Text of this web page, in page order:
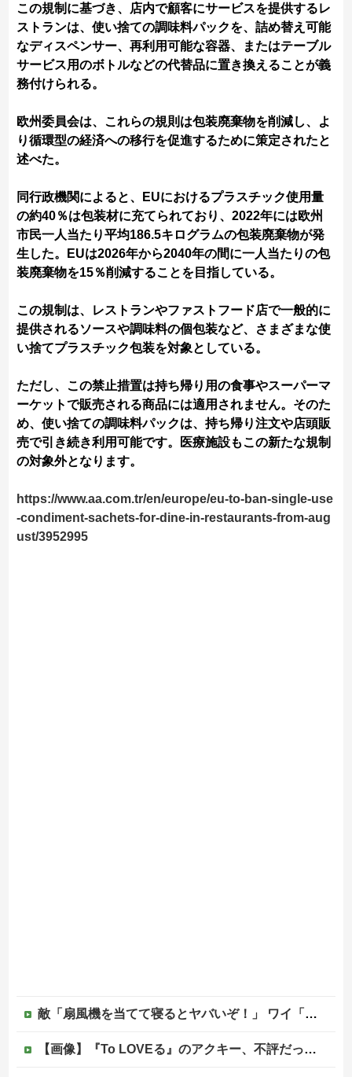
この規制に基づき、店内で顧客にサービスを提供するレ
ストランは、使い捨ての調味料パックを、詰め替え可能
なディスペンサー、再利用可能な容器、またはテーブル
サービス用のボトルなどの代替品に置き換えることが義
務付けられる。
欧州委員会は、これらの規則は包装廃棄物を削減し、よ
り循環型の経済への移行を促進するために策定されたと
述べた。
同行政機関によると、EUにおけるプラスチック使用量
の約40％は包装材に充てられており、2022年には欧州
市民一人当たり平均186.5キログラムの包装廃棄物が発
生した。EUは2026年から2040年の間に一人当たりの包
装廃棄物を15％削減することを目指している。
この規制は、レストランやファストフード店で一般的に
提供されるソースや調味料の個包装など、さまざまな使
い捨てプラスチック包装を対象としている。
ただし、この禁止措置は持ち帰り用の食事やスーパーマ
ーケットで販売される商品には適用されません。そのた
め、使い捨ての調味料パックは、持ち帰り注文や店頭販
売で引き続き利用可能です。医療施設もこの新たな規制
の対象外となります。
https://www.aa.com.tr/en/europe/eu-to-ban-single-use
-condiment-sachets-for-dine-in-restaurants-from-aug
ust/3952995
敵「扇風機を当てて寝るとヤバいぞ！」 ワイ「大丈夫やろｗｗｗ」扇風機ポチー
【画像】『To LOVEる』のアクキー、不評だった理由が明確すぎる